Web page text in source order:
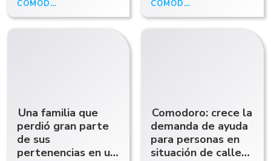
ayuda para
continuar
COMODORO RIVADAVIA
incendio
COMODORO RIVADAVIA
Una familia que
perdió gran parte
de sus
pertenencias en un
Comodoro: crece la
demanda de ayuda
para personas en
situación de calle